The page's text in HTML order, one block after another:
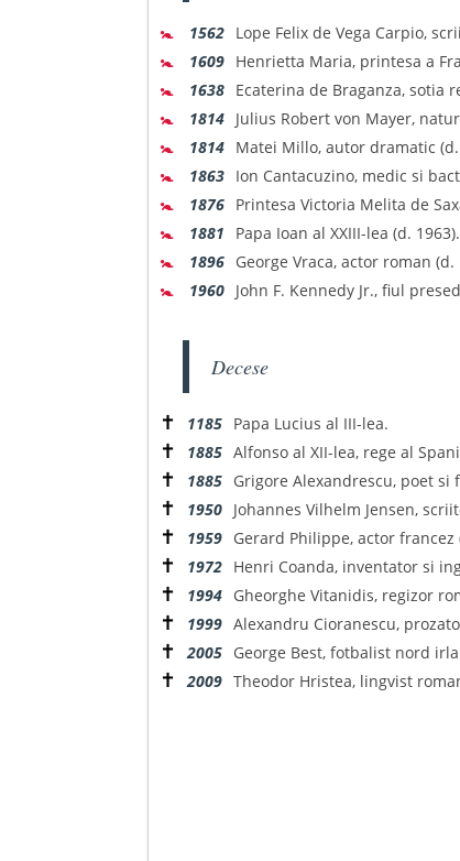
🚼 1562 Lope Felix de Vega Carpio,
🚼 1609 Henrietta Maria, printesa a
🚼 1638 Ecaterina de Braganza, sotia
🚼 1814 Julius Robert von Mayer,
🚼 1814 Matei Millo, autor dramatic (d.
🚼 1863 Ion Cantacuzino, medic si
🚼 1876 Printesa Victoria Melita de
🚼 1881 Papa Ioan al XXIII-lea (d. 1963).
🚼 1896 George Vraca, actor roman (d.
🚼 1960 John F. Kennedy Jr., fiul
Decese
✝ 1185 Papa Lucius al III-lea.
✝ 1885 Alfonso al XII-lea, rege al
✝ 1885 Grigore Alexandrescu, poet si
✝ 1950 Johannes Vilhelm Jensen,
✝ 1959 Gerard Philippe, actor francez
✝ 1972 Henri Coanda, inventator si
✝ 1994 Gheorghe Vitanidis, regizor
✝ 1999 Alexandru Cioranescu,
✝ 2005 George Best, fotbalist nord
✝ 2009 Theodor Hristea, lingvist